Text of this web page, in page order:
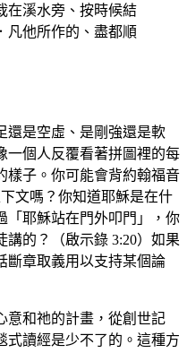
在溪水旁、按時候結
凡他所作的、盡都順
還是空虛、是剛強還是軟
一個人反覆看著拼圖裡的每
樣子。你可能會背約翰福音
文嗎？你知道耶穌是在什
「耶穌站在門外叩門」，你
的？（啟示錄 3:20）如果
斷章取義用以支持某個論
意和祂的計畫，從創世記
式讀經是少不了的。這種方